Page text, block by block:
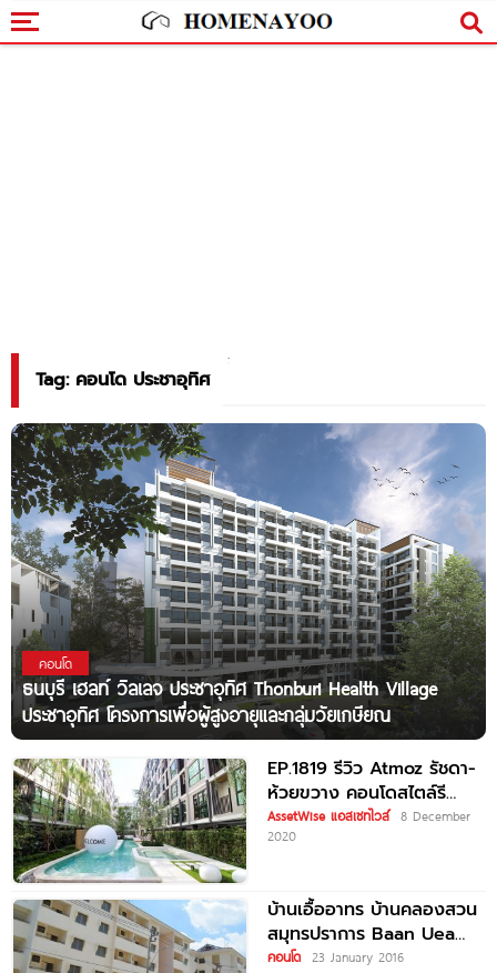
Tag: คอนโด ประชาอุทิศ
คอนโด
ธนบุรี เฮลท์ วิลเลจ ประชาอุทิศ Thonburi Health Village
ประชาอุทิศ โครงการเพื่อผู้สูงอายุและกลุ่มวัยเกษียณ
EP.1819 รีวิว Atmoz รัชดา-
ห้วยขวาง คอนโดสไตล์รี
สอร์ต แต่งครบพร้อมอยู่
ทำเล New CBD ใกล้รถไฟฟ้า
AssetWise แอสเซทไวส์ 8 December
2020
บ้านเอื้ออาทร บ้านคลองสวน
สมุทรปราการ Baan Uea
Arthorn Baan Klong
คอนโด 23 January 2016